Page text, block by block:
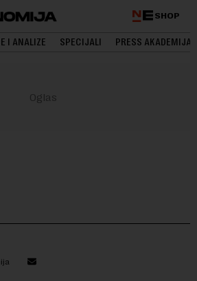
SHOP
I ANALIZE SPECIJALI PRESS AKADEMIJA